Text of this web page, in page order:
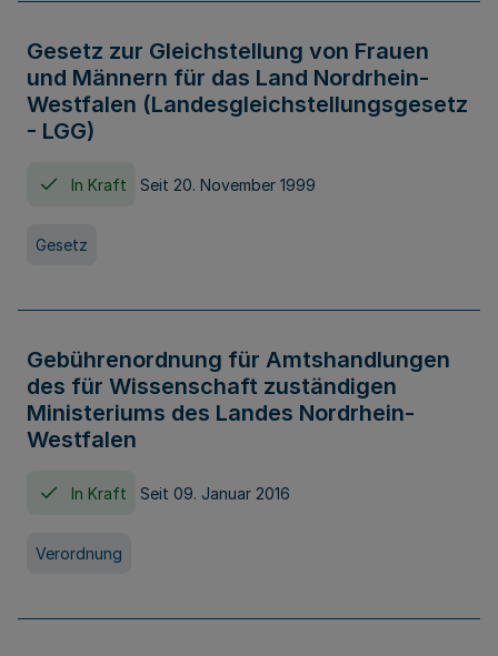
Gesetz zur Gleichstellung von Frauen
und Männern für das Land Nordrhein-
Westfalen (Landesgleichstellungsgesetz
- LGG)
In Kraft Seit 20. November 1999
Gesetz
Gebührenordnung für Amtshandlungen
des für Wissenschaft zuständigen
Ministeriums des Landes Nordrhein-
Westfalen
In Kraft Seit 09. Januar 2016
Verordnung